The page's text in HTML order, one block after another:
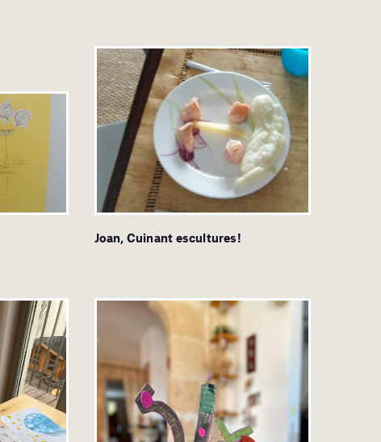
Joan, Cuinant escultures!